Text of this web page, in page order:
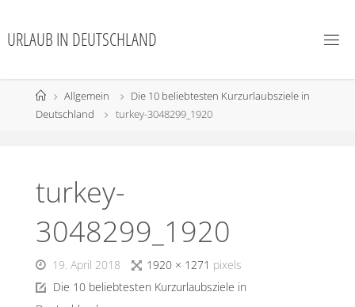
URLAUB IN DEUTSCHLAND
Allgemein
Die 10 beliebtesten Kurzurlaubsziele in
Deutschland
turkey-3048299_1920
turkey-
3048299_1920
19. April 2018 1920 × 1271 pixels
Die 10 beliebtesten Kurzurlaubsziele in